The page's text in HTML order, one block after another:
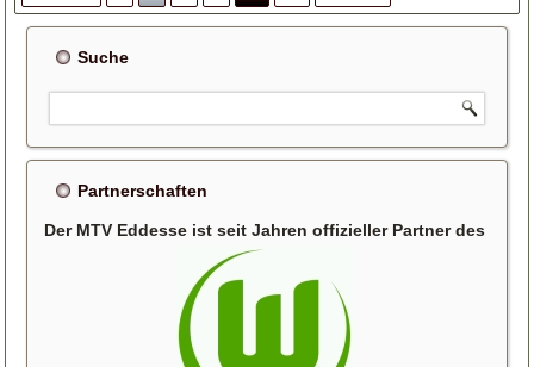
Suche
Partnerschaften
Der MTV Eddesse ist seit Jahren offizieller Partner des